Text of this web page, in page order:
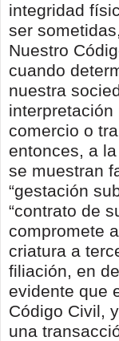
integridad
ser
Nuestro
cuando
nuestra
comercio o
entonces, a
se muestran
“gestación
“contrato de
compromete
criatura a
filiación, en
evidente que
Código Civil,
una